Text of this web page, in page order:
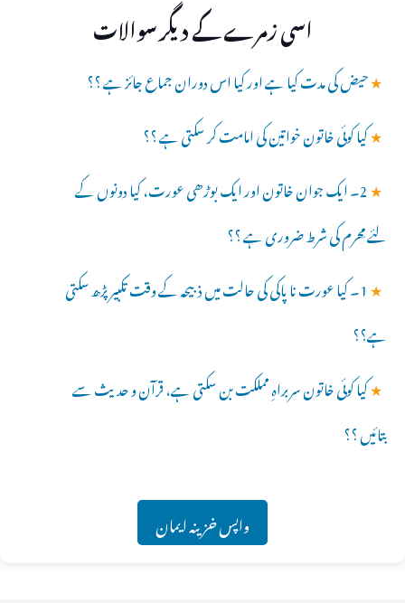
اسی زمرے کے دیگر سوالات
★حیض کی مدت کیا ہے اور کیا اس دوران جماع جائز ہے ؟؟
★کیا کوئی خاتون خواتین کی امامت کر سکتی ہے ؟؟
★ 2۔ ایک جوان خاتون اور ایک بوڑھی عورت، کیا دونوں کے
لئے مِحرم کی شرط ضروری ہے ؟؟
★ 1۔ کیا عورت نا پاکی کی حالت میں ذبیحہ کے وقت تکبیر پڑھ سکتی
ہے؟؟
★کیا کوئی خاتون سربراہِ مملکت بن سکتی ہے، قرآن و حدیث سے
بتائیں ؟؟
واپس خزینہ ایمان